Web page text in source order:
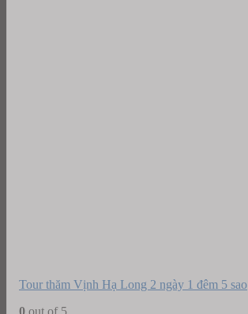
Tour thăm Vịnh Hạ Long 2 ngày 1 đêm 5 sao